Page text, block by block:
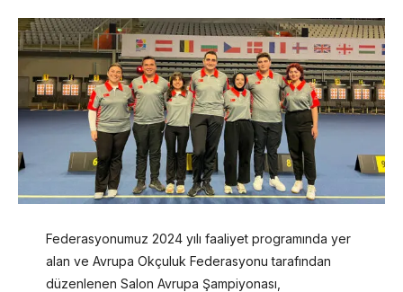
Federasyonumuz 2024 yılı faaliyet programında yer
alan ve Avrupa Okçuluk Federasyonu tarafından
düzenlenen Salon Avrupa Şampiyonası,